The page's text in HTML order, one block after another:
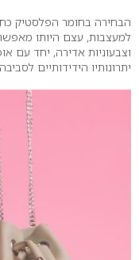
הבחירה בחומר הפלסטיק
למעצבות, עצם היותו
וצבעוניות אדירה, יחד עם
יתרונותיו הידידותיים